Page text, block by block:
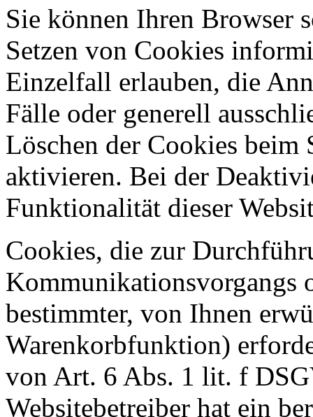
Sie können Ihren Browser
Setzen von Cookies
Einzelfall erlauben, die
Fälle oder generell
Löschen der Cookies beim
aktivieren. Bei der
Funktionalität dieser
Cookies, die zur
Kommunikationsvorgangs
bestimmter, von Ihnen
Warenkorbfunktion)
von Art. 6 Abs. 1 lit. f
Websitebetreiber hat ein